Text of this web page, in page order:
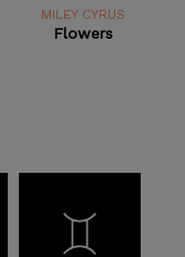
MILEY CYRUS
Flowers